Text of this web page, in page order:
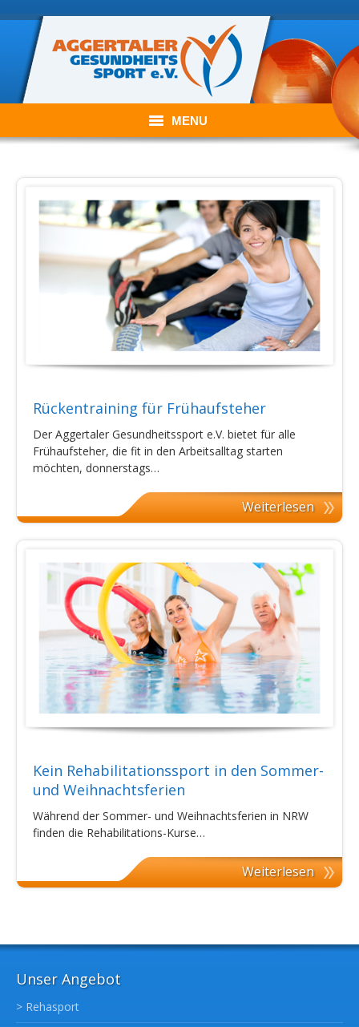
MENU
Der Verein
Rückentraining für Frühaufsteher
Der Aggertaler Gesundheitssport e.V. bietet für alle
Frühaufsteher, die fit in den Arbeitsalltag starten
möchten, donnerstags…
Weiterlesen
Kein Rehabilitationssport in den Sommer-
und Weihnachtsferien
Während der Sommer- und Weihnachtsferien in NRW
finden die Rehabilitations-Kurse…
Weiterlesen
Unser Angebot
> Rehasport